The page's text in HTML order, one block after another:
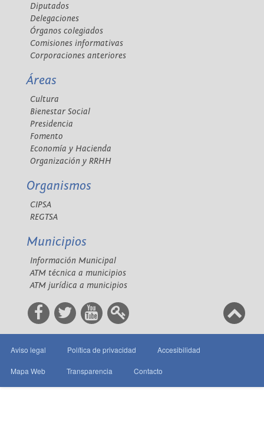
Diputados
Delegaciones
Órganos colegiados
Comisiones informativas
Corporaciones anteriores
Áreas
Cultura
Bienestar Social
Presidencia
Fomento
Economía y Hacienda
Organización y RRHH
Organismos
CIPSA
REGTSA
Municipios
Información Municipal
ATM técnica a municipios
ATM jurídica a municipios
Aviso legal Política de privacidad Accesibilidad
Mapa Web Transparencia Contacto